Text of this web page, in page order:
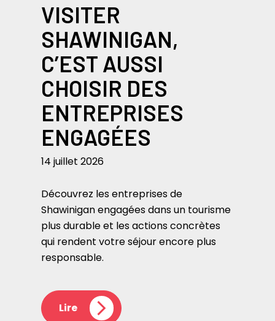
VISITER
SHAWINIGAN,
C’EST AUSSI
CHOISIR DES
ENTREPRISES
ENGAGÉES
14 juillet 2026
Découvrez les entreprises de
Shawinigan engagées dans un tourisme
plus durable et les actions concrètes
qui rendent votre séjour encore plus
responsable.
Lire